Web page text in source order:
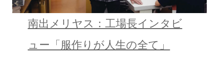
南出メリヤス：工場長インタビ
ュー「服作りが人生の全て」